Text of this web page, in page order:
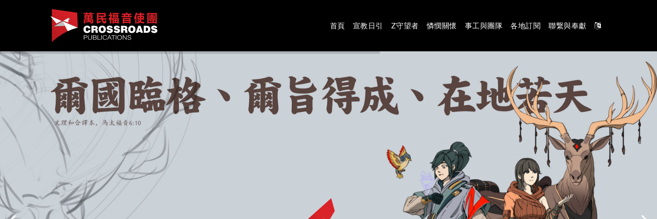
首頁 宣教日引 Z守望者 憐憫關懷 事工與團隊 各地訂閱 聯繋與奉獻